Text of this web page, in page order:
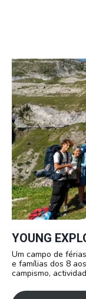
YOUNG
Um campo de
e famílias dos 8
campismo,